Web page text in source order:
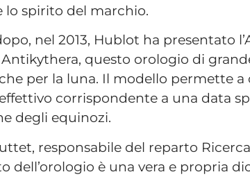
lo spirito del marchio.
nel 2013, Hublot ha presentato
questo orologio di
per la luna. Il modello permette
corrispondente a una data
degli equinozi.
responsabile del reparto
dell’orologio è una vera e propria